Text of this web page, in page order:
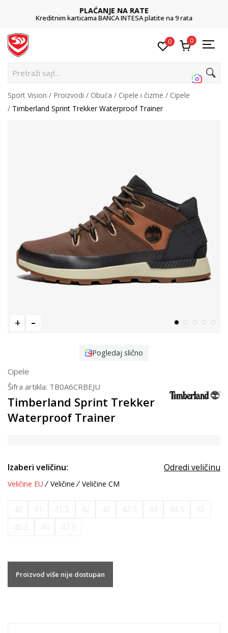
PLAĆANJE NA RATE
Kreditnim karticama BANCA INTESA platite na 9 rata
0 0
Pretraži sajt...
Sport Vision Proizvodi Obuća Cipele i čizme
Cipele
Timberland Sprint Trekker Waterproof Trainer
Pogledaj slično
Cipele
Šifra artikla: TB0A6CRBEJU
Timberland Sprint Trekker
Waterproof Trainer
Izaberi veličinu: Odredi veličinu
Veličine EU Veličine Veličine CM
Proizvod više nije dostupan